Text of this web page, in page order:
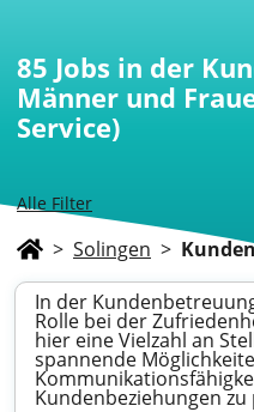
Alle Filter
85 Jobs in der
Männer und
Service)
> Solingen >
In der
Rolle bei der
hier eine Vielzahl an
spannende
Kundenbeziehungen zu